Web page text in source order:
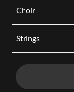
Choir
Strings